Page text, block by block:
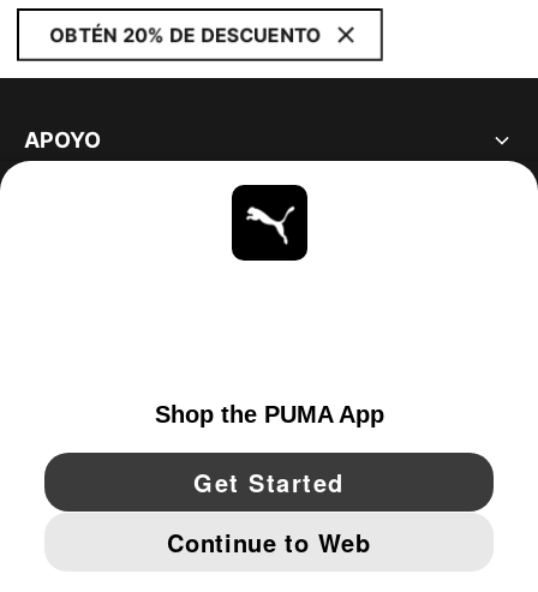
OBTÉN 20% DE DESCUENTO
APOYO
YouTube Twitter Pinterest
IMPRINT AND LEGAL DATA